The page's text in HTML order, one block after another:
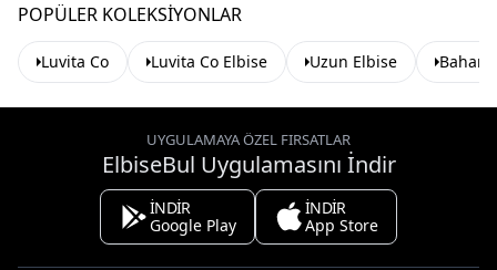
POPÜLER KOLEKSIYONLAR
Luvita Co Luvita Co Elbise Uzun Elbise
UYGULAMAYA ÖZEL FIRSATLAR
ElbiseBul Uygulamasını İndir
İNDİR
Google Play
İNDİR
App Store